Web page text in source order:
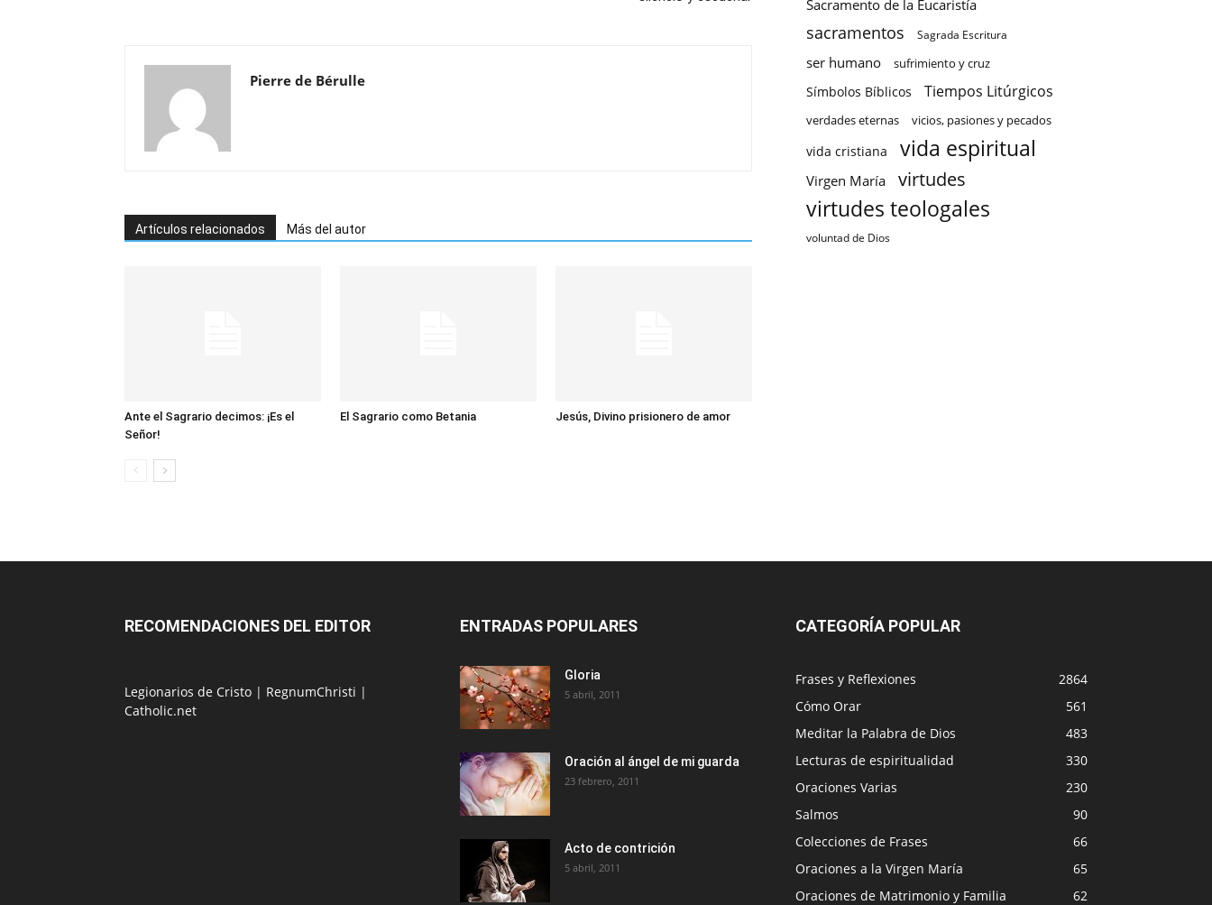
Pierre de Bérulle
Artículos relacionados Más del autor
Ante el Sagrario decimos: ¡Es el
Señor!
El Sagrario como Betania Jesús, Divino prisionero de amor
Sacramento de la Eucaristía
sacramentos Sagrada Escritura
ser humano sufrimiento y cruz
Símbolos Bíblicos Tiempos Litúrgicos
verdades eternas vicios, pasiones y pecados
vida cristiana vida espiritual
Virgen María virtudes
virtudes teologales
voluntad de Dios
RECOMENDACIONES DEL EDITOR
Legionarios de Cristo | RegnumChristi |
Catholic.net
ENTRADAS POPULARES
Gloria
5 abril, 2011
Oración al ángel de mi guarda
23 febrero, 2011
Acto de contrición
5 abril, 2011
CATEGORÍA POPULAR
Frases y Reflexiones
2864
Cómo Orar
561
Meditar la Palabra de Dios
483
Lecturas de espiritualidad
330
Oraciones Varias
230
Salmos
90
Colecciones de Frases
66
Oraciones a la Virgen María
65
Oraciones de Matrimonio y Familia
62